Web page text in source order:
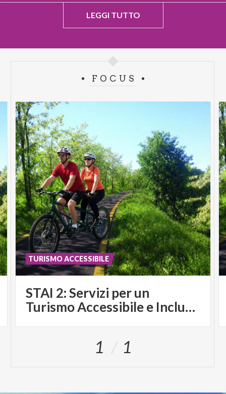
LEGGI TUTTO
FOCUS
STAI 2: Servizi per un
Turismo Accessibile e Inclusivo
TURISMO ACCESSIBILE
1 1